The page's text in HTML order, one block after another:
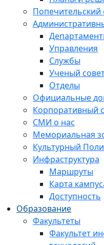
Попечительский
Управления
Службы
Ученый
Отделы
Официальные
Корпоративный
СМИ о нас
Мемориальная
Культурный
Инфраструктура
Маршруты
Карта
Доступность
Образование
Факультеты
Факультет